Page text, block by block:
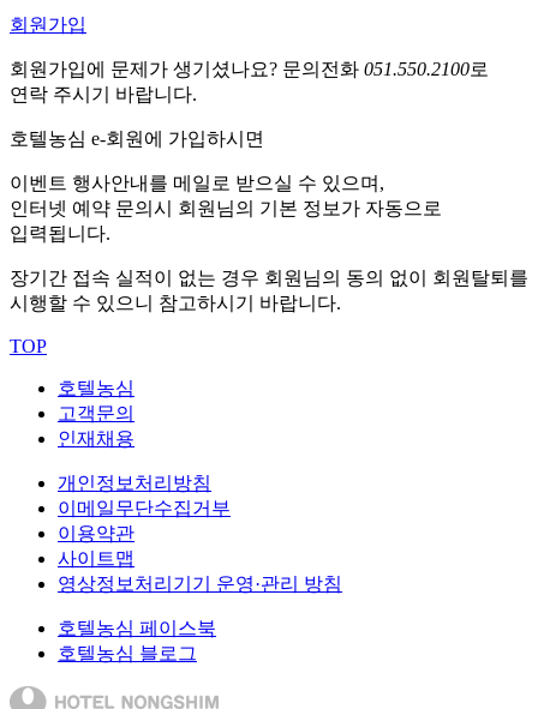
회원가입
회원가입에 문제가 생기셨나요? 문의전화 051.550.2100로
연락 주시기 바랍니다.
호텔농심 e-회원에 가입하시면
이벤트 행사안내를 메일로 받으실 수 있으며,
인터넷 예약 문의시 회원님의 기본 정보가 자동으로
입력됩니다.
장기간 접속 실적이 없는 경우 회원님의 동의 없이 회원탈퇴를
시행할 수 있으니 참고하시기 바랍니다.
TOP
호텔농심
고객문의
인재채용
개인정보처리방침
이메일무단수집거부
이용약관
사이트맵
영상정보처리기기 운영·관리 방침
호텔농심 페이스북
호텔농심 블로그